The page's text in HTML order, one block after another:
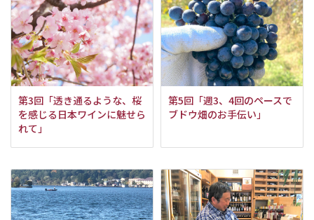
第3回「透き通るような、桜
を感じる日本ワインに魅せら
れて」
第5回「週3、4回のペースで
ブドウ畑のお手伝い」